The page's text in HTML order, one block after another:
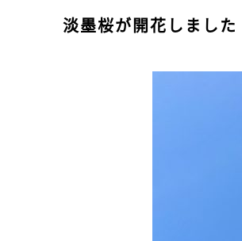
淡墨桜が開花しました